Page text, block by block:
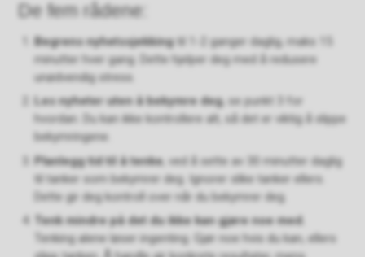
De fem rådene:
Begrens nyhetssjekkingtil 1-2 ganger daglig, maks 15
minutter hver gang. Dette hjelper deg med å redusere
unødvendig stress.
Les nyheter uten å bekymre deg, se punkt 3 for
hvordan. Du kan ikke kontrollere alt, så det er viktig å slippe
bekymringene.
Planlegg tid til å tenke, ved å sette av 30 minutter daglig
til tanker som bekymrer deg. Ignorer slike tanker ellers.
Dette gir deg kontroll over når du bekymrer deg.
Tenk mindre på det du ikke kan gjøre noe med.
Tenking alene løser ingenting. Gjør noe hvis du kan, ellers